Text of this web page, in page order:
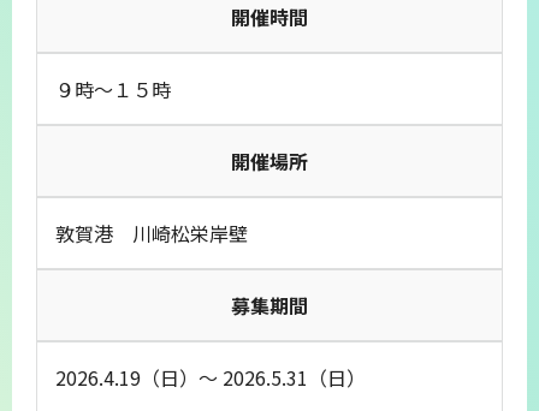
開催時間
９時～１５時
開催場所
敦賀港 川崎松栄岸壁
募集期間
2026.4.19（日）～ 2026.5.31（日）